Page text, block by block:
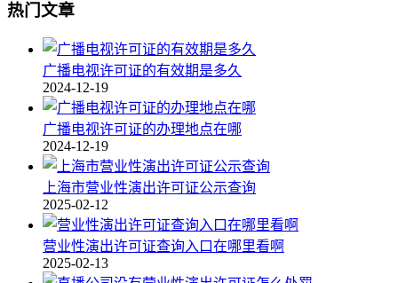
热门文章
广播电视许可证的有效期是多久
2024-12-19
广播电视许可证的办理地点在哪
2024-12-19
上海市营业性演出许可证公示查询
2025-02-12
营业性演出许可证查询入口在哪里看啊
2025-02-13